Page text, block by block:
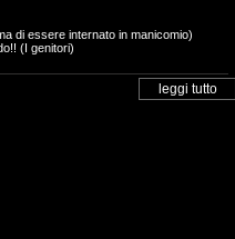
di essere internato in manicomio)
(I genitori)